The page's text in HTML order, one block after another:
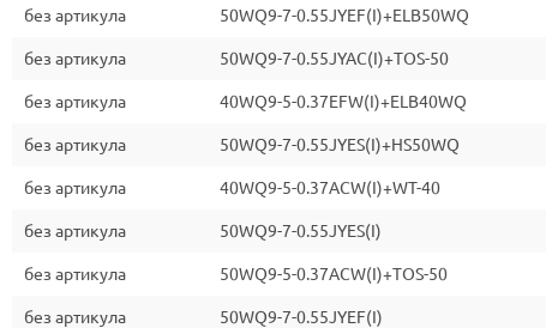
без артикула 50WQ9-7-0.55JYEF(I)+ELB50WQ
без артикула 50WQ9-7-0.55JYAC(I)+TOS-50
без артикула 40WQ9-5-0.37EFW(I)+ELB40WQ
без артикула 50WQ9-7-0.55JYES(I)+HS50WQ
без артикула 40WQ9-5-0.37ACW(I)+WT-40
без артикула 50WQ9-7-0.55JYES(I)
без артикула 50WQ9-5-0.37ACW(I)+TOS-50
без артикула 50WQ9-7-0.55JYEF(I)